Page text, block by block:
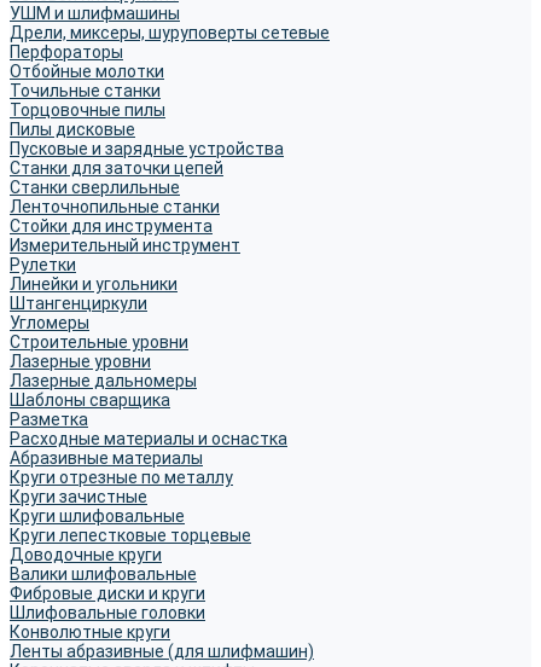
УШМ и шлифмашины
Дрели, миксеры, шуруповерты сетевые
Перфораторы
Отбойные молотки
Точильные станки
Торцовочные пилы
Пилы дисковые
Пусковые и зарядные устройства
Станки для заточки цепей
Станки сверлильные
Ленточнопильные станки
Стойки для инструмента
Измерительный инструмент
Рулетки
Линейки и угольники
Штангенциркули
Угломеры
Строительные уровни
Лазерные уровни
Лазерные дальномеры
Шаблоны сварщика
Разметка
Расходные материалы и оснастка
Абразивные материалы
Круги отрезные по металлу
Круги зачистные
Круги шлифовальные
Круги лепестковые торцевые
Доводочные круги
Валики шлифовальные
Фибровые диски и круги
Шлифовальные головки
Конволютные круги
Ленты абразивные (для шлифмашин)